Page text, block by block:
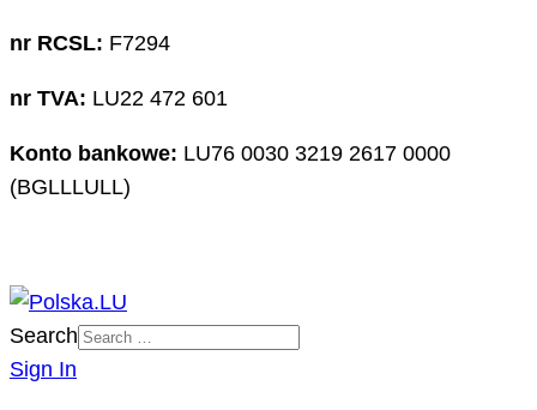
nr RCSL: F7294
nr TVA: LU22 472 601
Konto bankowe: LU76 0030 3219 2617 0000
(BGLLLULL)
Search
Sign In